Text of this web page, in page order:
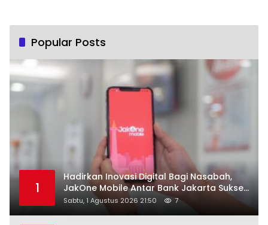
Popular Posts
1
Hadirkan Inovasi Digital Bagi Nasabah,
JakOne Mobile Antar Bank Jakarta Sukses
Raih Digital Excellence Awards 2026
Sabtu, 1 Agustus 2026 21:50 7